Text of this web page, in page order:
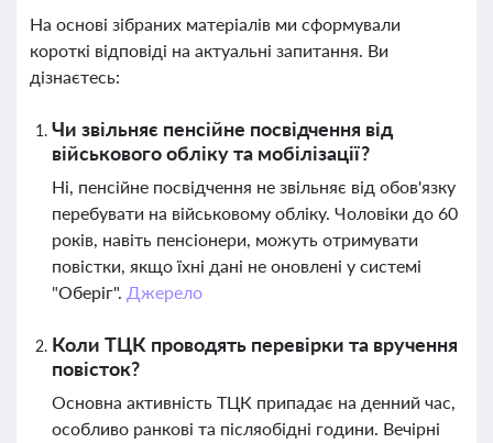
На основі зібраних матеріалів ми сформували
короткі відповіді на актуальні запитання. Ви
дізнаєтесь:
Чи звільняє пенсійне посвідчення від
військового обліку та мобілізації?
Ні, пенсійне посвідчення не звільняє від обов'язку
перебувати на військовому обліку. Чоловіки до 60
років, навіть пенсіонери, можуть отримувати
повістки, якщо їхні дані не оновлені у системі
"Оберіг". Джерело
Коли ТЦК проводять перевірки та вручення
повісток?
Основна активність ТЦК припадає на денний час,
особливо ранкові та післяобідні години. Вечірні